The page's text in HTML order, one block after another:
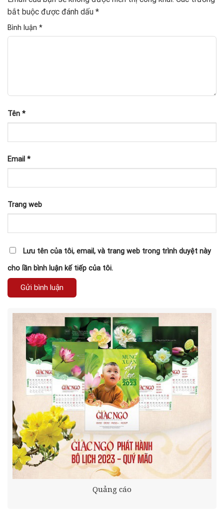
bắt buộc được đánh dấu *
Bình luận *
Tên *
Email *
Trang web
Lưu tên của tôi, email, và trang web trong trình duyệt này
cho lần bình luận kế tiếp của tôi.
Quảng cáo